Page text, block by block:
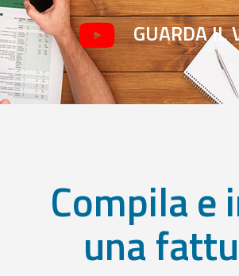
GUARDA IL
Compila e
una